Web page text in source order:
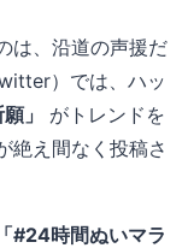
は、沿道の声援だ
）では、ハッ
」
がトレンドを
絶え間なく投稿さ
「#24時間ぬいマラ